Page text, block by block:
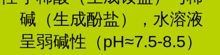
碱（生成酚盐），水溶液
呈弱碱性（pH≈7.5-8.5）